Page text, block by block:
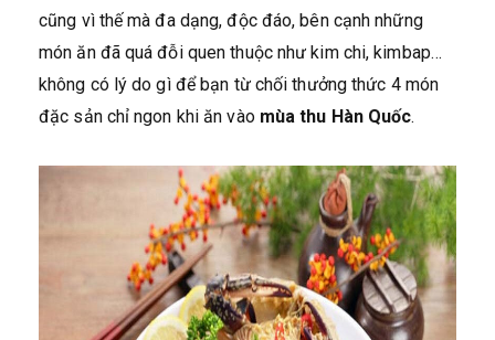
cũng vì thế mà đa dạng, độc đáo, bên cạnh những
món ăn đã quá đỗi quen thuộc như kim chi, kimbap…
không có lý do gì để bạn từ chối thưởng thức 4 món
đặc sản chỉ ngon khi ăn vào mùa thu Hàn Quốc.